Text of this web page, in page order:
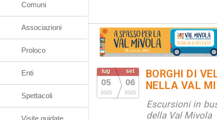
lug
05
2025
set
06
2025
BORGHI DI
NELLA VAL
Escursioni in
della Val Mivola
Comuni
Associazioni
Proloco
Enti
Spettacoli
Visite guidate